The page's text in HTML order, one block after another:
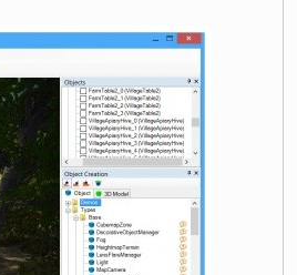
続きを読む
Unreal Engine アセット
Directive Utilities
やエディタス...
2026-08-03
Unreal Directiveによる「